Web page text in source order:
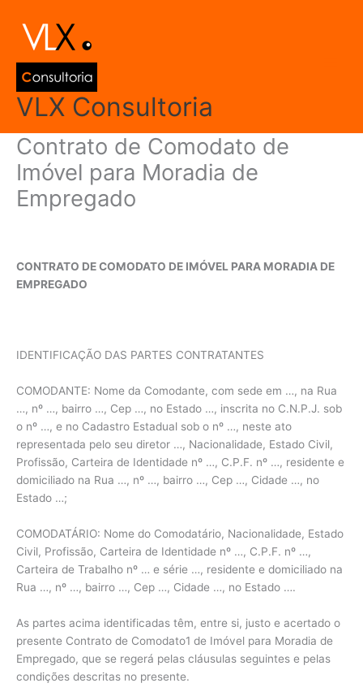
para
conteúdo
VLX Consultoria
Contrato de Comodato de
Imóvel para Moradia de
Empregado
CONTRATO DE COMODATO DE IMÓVEL PARA MORADIA DE
EMPREGADO
IDENTIFICAÇÃO DAS PARTES CONTRATANTES
COMODANTE: Nome da Comodante, com sede em …, na Rua
…, nº …, bairro …, Cep …, no Estado …, inscrita no C.N.P.J. sob
o nº …, e no Cadastro Estadual sob o nº …, neste ato
representada pelo seu diretor …, Nacionalidade, Estado Civil,
Profissão, Carteira de Identidade nº …, C.P.F. nº …, residente e
domiciliado na Rua …, nº …, bairro …, Cep …, Cidade …, no
Estado …;
COMODATÁRIO: Nome do Comodatário, Nacionalidade, Estado
Civil, Profissão, Carteira de Identidade nº …, C.P.F. nº …,
Carteira de Trabalho nº … e série …, residente e domiciliado na
Rua …, nº …, bairro …, Cep …, Cidade …, no Estado ….
As partes acima identificadas têm, entre si, justo e acertado o
presente Contrato de Comodato1 de Imóvel para Moradia de
Empregado, que se regerá pelas cláusulas seguintes e pelas
condições descritas no presente.